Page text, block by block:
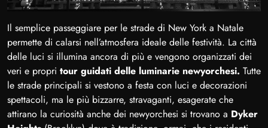
Il semplice passeggiare per le strade di New York a Natale
permette di calarsi nell’atmosfera ideale delle festività. La città
delle luci si illumina ancora di più e vengono organizzati dei
veri e propri tour guidati delle luminarie newyorchesi. Tutte
le strade principali si vestono a festa con luci e decorazioni
spettacoli, ma le più bizzarre, stravaganti, esagerate che
attirano la curiosità anche dei newyorchesi si trovano a Dyker